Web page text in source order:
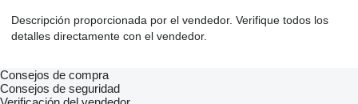
Descripción proporcionada por el vendedor. Verifique todos los
detalles directamente con el vendedor.
Consejos de compra
Consejos de seguridad